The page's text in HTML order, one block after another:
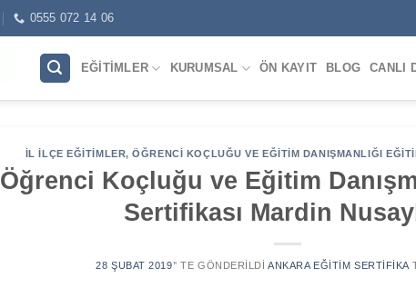
0555 072 14 06
EĞITIMLER KURUMSAL ÖN KAYIT BLOG CANLI
İL İLÇE EĞITIMLER,ÖĞRENCI KOÇLUĞU VE EĞITIM DANIŞMANLIĞI
Öğrenci Koçluğu ve Eğitim
Sertifikası Mardin
28 ŞUBAT 2019’' TE GÖNDERILDI ANKARA EĞITIM SERTIFIKA